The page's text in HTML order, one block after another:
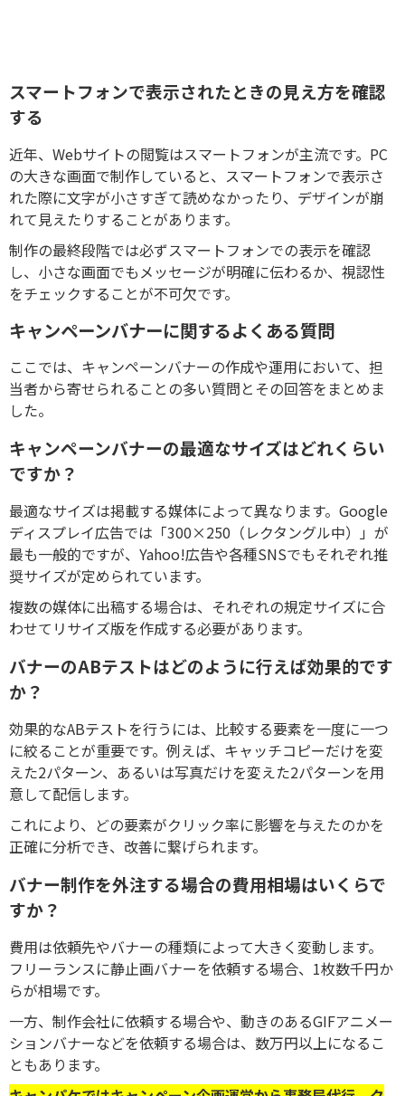
スマートフォンで表示されたときの見え方を確認
する
近年、Webサイトの閲覧はスマートフォンが主流です。PC
の大きな画面で制作していると、スマートフォンで表示さ
れた際に文字が小さすぎて読めなかったり、デザインが崩
れて見えたりすることがあります。
制作の最終段階では必ずスマートフォンでの表示を確認
し、小さな画面でもメッセージが明確に伝わるか、視認性
をチェックすることが不可欠です。
キャンペーンバナーに関するよくある質問
ここでは、キャンペーンバナーの作成や運用において、担
当者から寄せられることの多い質問とその回答をまとめま
した。
キャンペーンバナーの最適なサイズはどれくらい
ですか？
最適なサイズは掲載する媒体によって異なります。Google
ディスプレイ広告では「300×250（レクタングル中）」が
最も一般的ですが、Yahoo!広告や各種SNSでもそれぞれ推
奨サイズが定められています。
複数の媒体に出稿する場合は、それぞれの規定サイズに合
わせてリサイズ版を作成する必要があります。
バナーのABテストはどのように行えば効果的です
か？
効果的なABテストを行うには、比較する要素を一度に一つ
に絞ることが重要です。例えば、キャッチコピーだけを変
えた2パターン、あるいは写真だけを変えた2パターンを用
意して配信します。
これにより、どの要素がクリック率に影響を与えたのかを
正確に分析でき、改善に繋げられます。
バナー制作を外注する場合の費用相場はいくらで
すか？
費用は依頼先やバナーの種類によって大きく変動します。
フリーランスに静止画バナーを依頼する場合、1枚数千円か
らが相場です。
一方、制作会社に依頼する場合や、動きのあるGIFアニメー
ションバナーなどを依頼する場合は、数万円以上になるこ
ともあります。